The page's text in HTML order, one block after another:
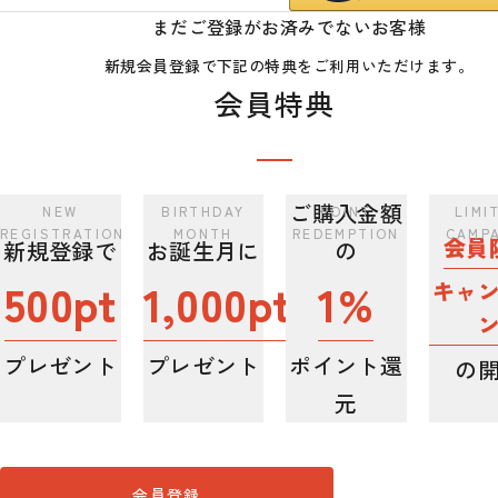
まだご登録がお済みでないお客様
新規会員登録で下記の特典をご利用いただけます。
会員特典
新規登録で
500pt
プレゼント
お誕生月に
1,000pt
プレゼント
ご購入金額
の
1%
ポイント還
元
会員
キャ
ン
の